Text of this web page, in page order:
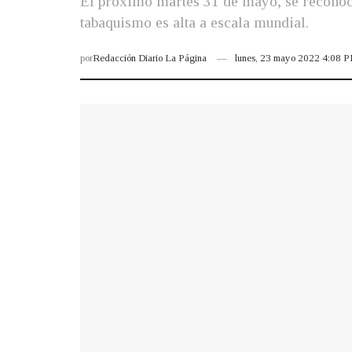
tabaquismo es alta a escala mundial.
porRedacción Diario La Página lunes, 23 mayo 2022 4:08